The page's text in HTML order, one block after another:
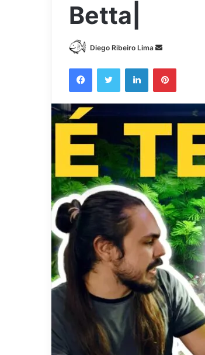
Betta|
Diego Ribeiro Lima
Mande
e-
FacebookTwitter LinkedinPinterest